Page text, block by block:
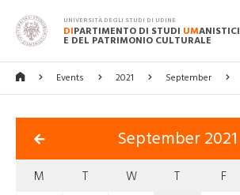
UNIVERSITÀ DEGLI STUDI DI UDINE
DIPARTIMENTO DI STUDI UMANISTICI
E DEL PATRIMONIO CULTURALE
Events 2021 September
September 2021
M T W T F